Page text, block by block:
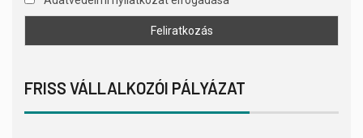
FRISS VÁLLALKOZÓI PÁLYÁZAT